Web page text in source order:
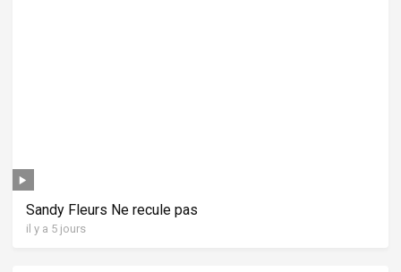
Sandy Fleurs Ne recule pas
il y a 5 jours